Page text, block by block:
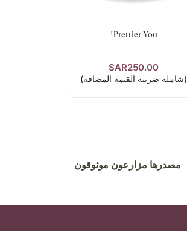
Prettier You!
SAR250.00
(شاملة ضريبة القيمة المضافة)
عرض التفاصيل
مصدرها مزارعون موثوقون